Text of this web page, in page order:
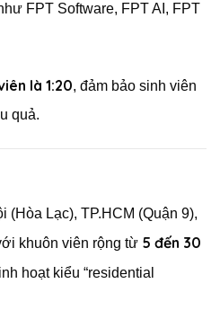
FPT Software, FPT AI, FPT
là 1:20, đảm bảo sinh viên
quả.
(Hòa Lạc), TP.HCM (Quận 9),
khuôn viên rộng từ 5 đến 30
hoạt kiểu “residential